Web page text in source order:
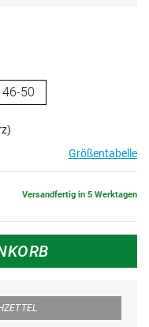
46-50
Größentabelle
Versandfertig in 5 Werktagen